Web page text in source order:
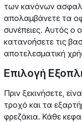
των κανόνων
απολαμβάνετε τα
συνέπειες. Αυτός ο
κατανοήσετε τις
αποτελεσματική
Επιλογή
Πριν ξεκινήσετε,
τροχό και τα
φρεζάκια. Κάθε